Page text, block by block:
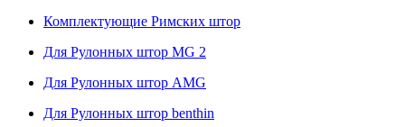
Комплектующие Римских штор
Для Рулонных штор MG 2
Для Рулонных штор AMG
Для Рулонных штор benthin